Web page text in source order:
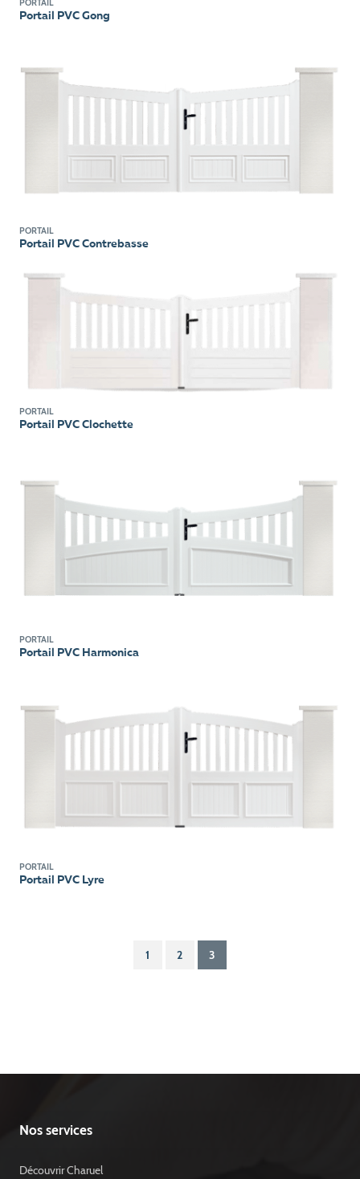
PORTAIL
Portail PVC Gong
PORTAIL
Portail PVC Contrebasse
PORTAIL
Portail PVC Clochette
PORTAIL
Portail PVC Harmonica
PORTAIL
Portail PVC Lyre
1 2 3
Nos services
Découvrir Charuel